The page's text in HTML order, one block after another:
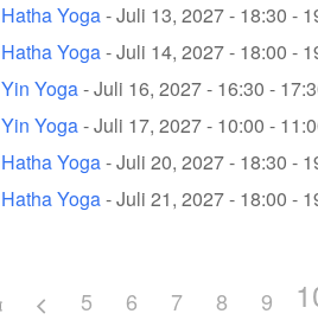
Hatha Yoga- Juli 13, 2027 - 18:30 -
Hatha Yoga- Juli 14, 2027 - 18:00 -
Yin Yoga- Juli 16, 2027 - 16:30 -
Yin Yoga- Juli 17, 2027 - 10:00 -
Hatha Yoga- Juli 20, 2027 - 18:30 -
Hatha Yoga- Juli 21, 2027 - 18:00 -
5 6 7 8 9